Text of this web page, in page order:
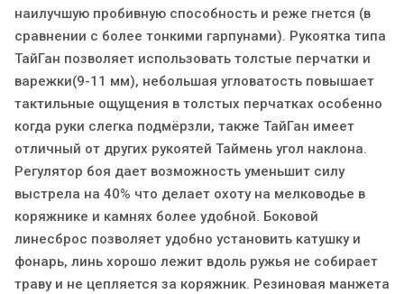
наилучшую пробивную способность и реже гнется (в
сравнении с более тонкими гарпунами). Рукоятка типа
ТайГан позволяет использовать толстые перчатки и
варежки(9-11 мм), небольшая угловатость повышает
тактильные ощущения в толстых перчатках особенно
когда руки слегка подмёрзли, также ТайГан имеет
отличный от других рукоятей Таймень угол наклона.
Регулятор боя дает возможность уменьшит силу
выстрела на 40% что делает охоту на мелководье в
коряжнике и камнях более удобной. Боковой
линесброс позволяет удобно установить катушку и
фонарь, линь хорошо лежит вдоль ружья не собирает
траву и не цепляется за коряжник. Резиновая манжета